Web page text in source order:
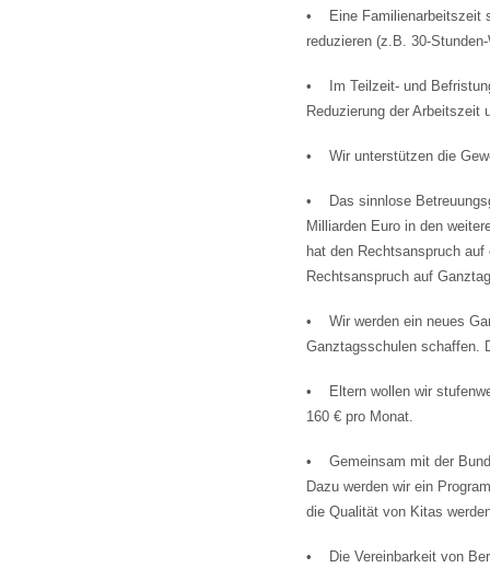
• Eine Familienarbeitszeit
reduzieren (z.B. 30-
• Im Teilzeit- und
Reduzierung der
• Wir unterstützen die
• Das sinnlose
Milliarden Euro in den
hat den Rechtsanspruch
Rechtsanspruch auf
• Wir werden ein neues
Ganztagsschulen schaffen.
• Eltern wollen wir
160 € pro Monat.
• Gemeinsam mit der
Dazu werden wir ein
die Qualität von Kitas
• Die Vereinbarkeit von